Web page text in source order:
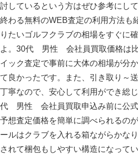
討しているという方はぜひ参考にし
終わる無料のWEB査定の利用方法も
りたいゴルフクラブの相場をすぐに
よ。30代 男性 会社員買取価格は比
イック査定で事前に大体の相場が分
て良かったです。また、引き取り～
丁寧なので、安心して利用ができ総
代 男性 会社員買取申込み前に公式
予想査定価格を簡単に調べられるの
ールはクラブを入れる箱ながらかな
されて梱包もしやすい構造になって